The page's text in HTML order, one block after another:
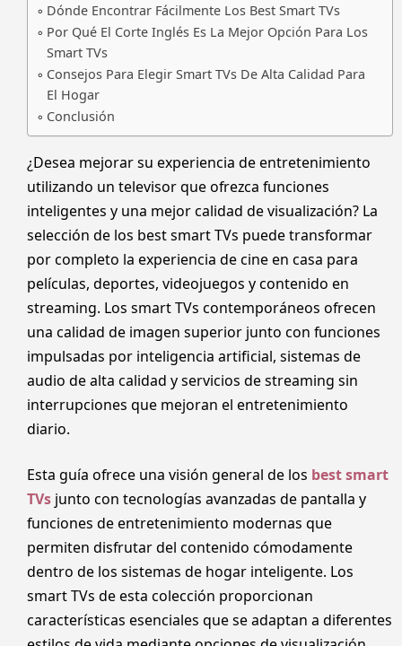
Dónde Encontrar Fácilmente Los Best Smart TVs
Por Qué El Corte Inglés Es La Mejor Opción Para Los
Smart TVs
Consejos Para Elegir Smart TVs De Alta Calidad Para
El Hogar
Conclusión
¿Desea mejorar su experiencia de entretenimiento
utilizando un televisor que ofrezca funciones
inteligentes y una mejor calidad de visualización? La
selección de los best smart TVs puede transformar
por completo la experiencia de cine en casa para
películas, deportes, videojuegos y contenido en
streaming. Los smart TVs contemporáneos ofrecen
una calidad de imagen superior junto con funciones
impulsadas por inteligencia artificial, sistemas de
audio de alta calidad y servicios de streaming sin
interrupciones que mejoran el entretenimiento
diario.
Esta guía ofrece una visión general de los best smart
TVs junto con tecnologías avanzadas de pantalla y
funciones de entretenimiento modernas que
permiten disfrutar del contenido cómodamente
dentro de los sistemas de hogar inteligente. Los
smart TVs de esta colección proporcionan
características esenciales que se adaptan a diferentes